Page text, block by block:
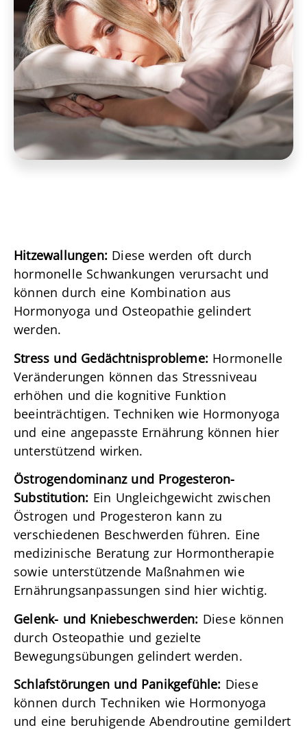
Hitzewallungen: Diese werden oft durch
hormonelle Schwankungen verursacht und
können durch eine Kombination aus
Hormonyoga und Osteopathie gelindert
werden.
Stress und Gedächtnisprobleme: Hormonelle
Veränderungen können das Stressniveau
erhöhen und die kognitive Funktion
beeinträchtigen. Techniken wie Hormonyoga
und eine angepasste Ernährung können hier
unterstützend wirken.
Östrogendominanz und Progesteron-
Substitution: Ein Ungleichgewicht zwischen
Östrogen und Progesteron kann zu
verschiedenen Beschwerden führen. Eine
medizinische Beratung zur Hormontherapie
sowie unterstützende Maßnahmen wie
Ernährungsanpassungen sind hier wichtig.
Gelenk- und Kniebeschwerden: Diese können
durch Osteopathie und gezielte
Bewegungsübungen gelindert werden.
Schlafstörungen und Panikgefühle: Diese
können durch Techniken wie Hormonyoga
und eine beruhigende Abendroutine gemildert